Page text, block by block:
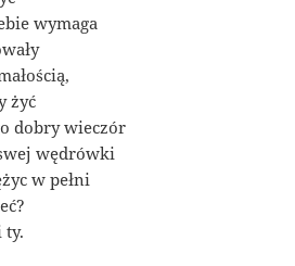
wymaga
żyć
dobry wieczór
wędrówki
w pełni
ty.